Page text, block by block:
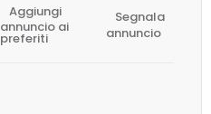
Aggiungi
annuncio ai
preferiti
Segnala
annuncio